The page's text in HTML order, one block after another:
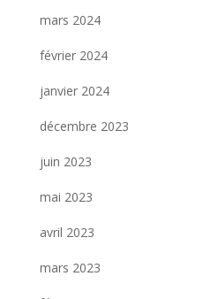
mars 2024
février 2024
janvier 2024
décembre 2023
juin 2023
mai 2023
avril 2023
mars 2023